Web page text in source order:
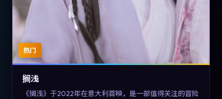
热门
搁浅
《搁浅》于2022年在意大利首映，是一部值得关注的冒险